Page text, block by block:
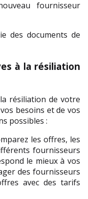
fournisseur
des documents de
à la résiliation
résiliation de votre
besoins et de vos
possibles :
les offres, les
fournisseurs
le mieux à vos
des fournisseurs
avec des tarifs